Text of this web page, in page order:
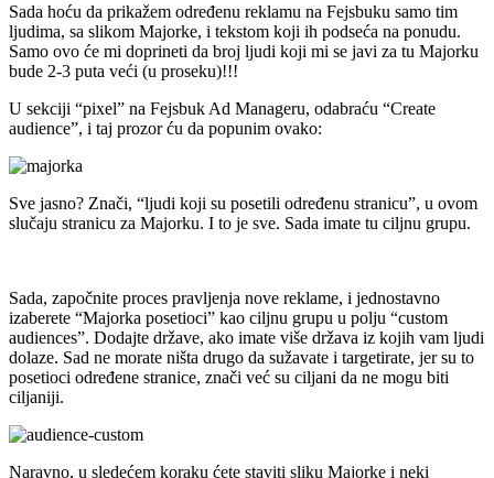
Sada hoću da prikažem određenu reklamu na Fejsbuku samo tim
ljudima, sa slikom Majorke, i tekstom koji ih podseća na ponudu.
Samo ovo će mi doprineti da broj ljudi koji mi se javi za tu Majorku
bude 2-3 puta veći (u proseku)!!!
U sekciji “pixel” na Fejsbuk Ad Manageru, odabraću “Create
audience”, i taj prozor ću da popunim ovako:
Sve jasno? Znači, “ljudi koji su posetili određenu stranicu”, u ovom
slučaju stranicu za Majorku. I to je sve. Sada imate tu ciljnu grupu.
Sada, započnite proces pravljenja nove reklame, i jednostavno
izaberete “Majorka posetioci” kao ciljnu grupu u polju “custom
audiences”. Dodajte države, ako imate više država iz kojih vam ljudi
dolaze. Sad ne morate ništa drugo da sužavate i targetirate, jer su to
posetioci određene stranice, znači već su ciljani da ne mogu biti
ciljaniji.
Naravno, u sledećem koraku ćete staviti sliku Majorke i neki